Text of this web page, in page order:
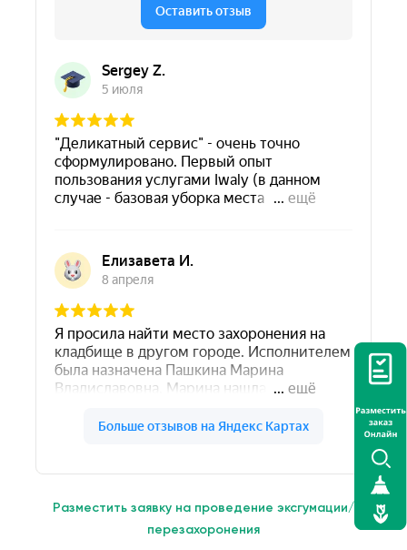
Разместить заявку на проведение эксгумации/
перезахоронения